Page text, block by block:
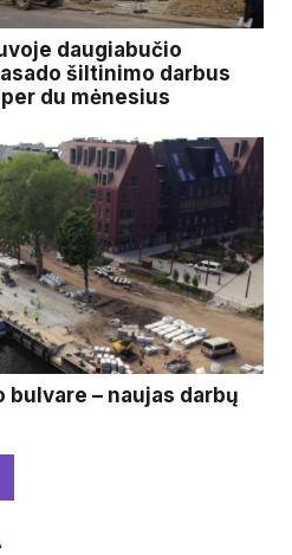
daugiabučio
šiltinimo darbus
du mėnesius
bulvare – naujas darbų